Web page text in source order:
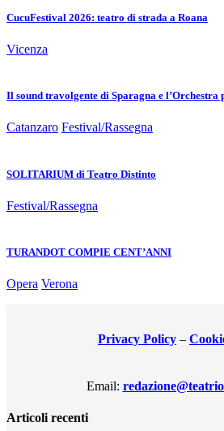
CucuFestival 2026: teatro di strada a Roana
Vicenza
Il sound travolgente di Sparagna e
Catanzaro Festival/Rassegna
SOLITARIUM di Teatro Distinto
Festival/Rassegna
TURANDOT COMPIE CENT’ANNI
Opera Verona
Privacy Policy –
Email:
Articoli recenti